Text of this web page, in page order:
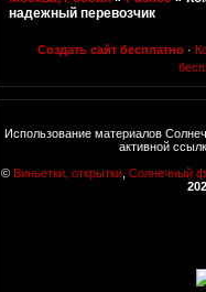
надежный перевозчик
Создать сайт бесплатно ·
Использование материалов
активной
© Виньетки, открытки, Солнечный